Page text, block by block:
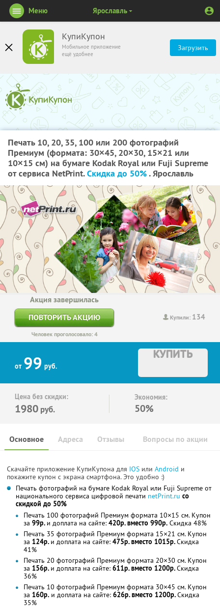
КупиКупон
Мобильное приложение
ещё удобнее
Загрузить
Меню Ярославль
Печать 10, 20, 35, 100 или 200 фотографий
Премиум (формата: 30×45, 20×30, 15×21 или
10×15 см) на бумаге Kodak Royal или Fuji Supreme
от сервиса NetPrint.Скидка до 50%. Ярославль
Купили: 134
Акция завершилась
ПОВТОРИТЬ АКЦИЮ
Человек проголосовало: 4
от 99 руб.
КУПИТЬ
Цена без скидки:
1980 руб.
Экономия:
50%
Основное Отзывы Вопросы по акции
Адреса
Скачайте приложение КупиКупона для IOS или Android и
покажите купон с экрана смартфона. Это удобно :)
Печать фотографий на бумаге Kodak Royal или Fuji Supreme от
национального сервиса цифровой печати netPrint.ru со
скидкой до 50%
Печать 100 фотографий Премиум формата 10×15 см. Купон
за 99р. и доплата на сайте: 420р. вместо 990р. Скидка 48%
Печать 35 фотографий Премиум формата 15×21 см. Купон
за 124р. и доплата на сайте: 475р. вместо 1015р.Скидка
41%
Печать 20 фотографий Премиум формата 20×30 см. Купон
за 156р. и доплата на сайте: 611р. вместо 1200р.Скидка
36%
Печать 10 фотографий Премиум формата 30×45 см. Купон
за 160р. и доплата на сайте: 626р. вместо 1200р.Скидка
35%